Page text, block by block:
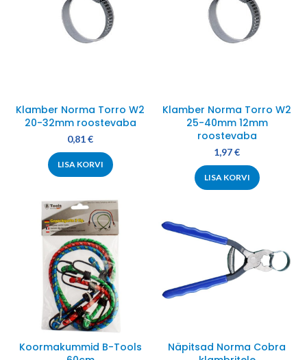
Klamber Norma Torro W2
20-32mm roostevaba
0,81€
LISA KORVI
Klamber Norma Torro W2
25-40mm 12mm
roostevaba
1,97€
LISA KORVI
Koormakummid B-Tools
Näpitsad Norma Cobra